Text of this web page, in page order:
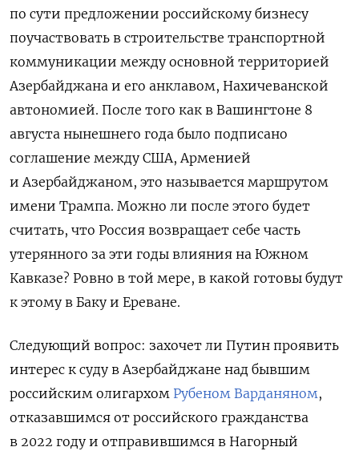
по сути предложении российскому бизнесу
поучаствовать в строительстве транспортной
коммуникации между основной территорией
Азербайджана и его анклавом, Нахичеванской
автономией. После того как в Вашингтоне 8
августа нынешнего года было подписано
соглашение между США, Арменией
и Азербайджаном, это называется маршрутом
имени Трампа. Можно ли после этого будет
считать, что Россия возвращает себе часть
утерянного за эти годы влияния на Южном
Кавказе? Ровно в той мере, в какой готовы будут
к этому в Баку и Ереване.
Следующий вопрос: захочет ли Путин проявить
интерес к суду в Азербайджане над бывшим
российским олигархом Рубеном Варданяном,
отказавшимся от российского гражданства
в 2022 году и отправившимся в Нагорный